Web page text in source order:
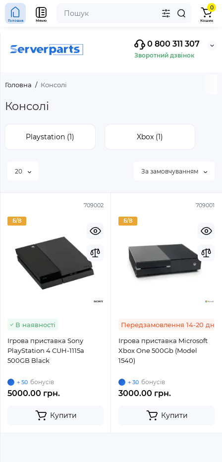
0 800 311 307
Зворотний дзвінок
Головна Меню
0
Кошик
Головна Консолі
Консолі
Playstation (1) Xbox (1)
20 За замовчуванням
709002
Б/В
В наявності
Ігрова приставка Sony
PlayStation 4 CUH-1115a
500GB Black
+ 50 бонусів
5000.00 грн.
Купити
709001
Б/В
Передзамовлення 14-20 днів
Ігрова приставка Microsoft
Xbox One 500Gb (Model
1540)
+ 30 бонусів
3000.00 грн.
Купити